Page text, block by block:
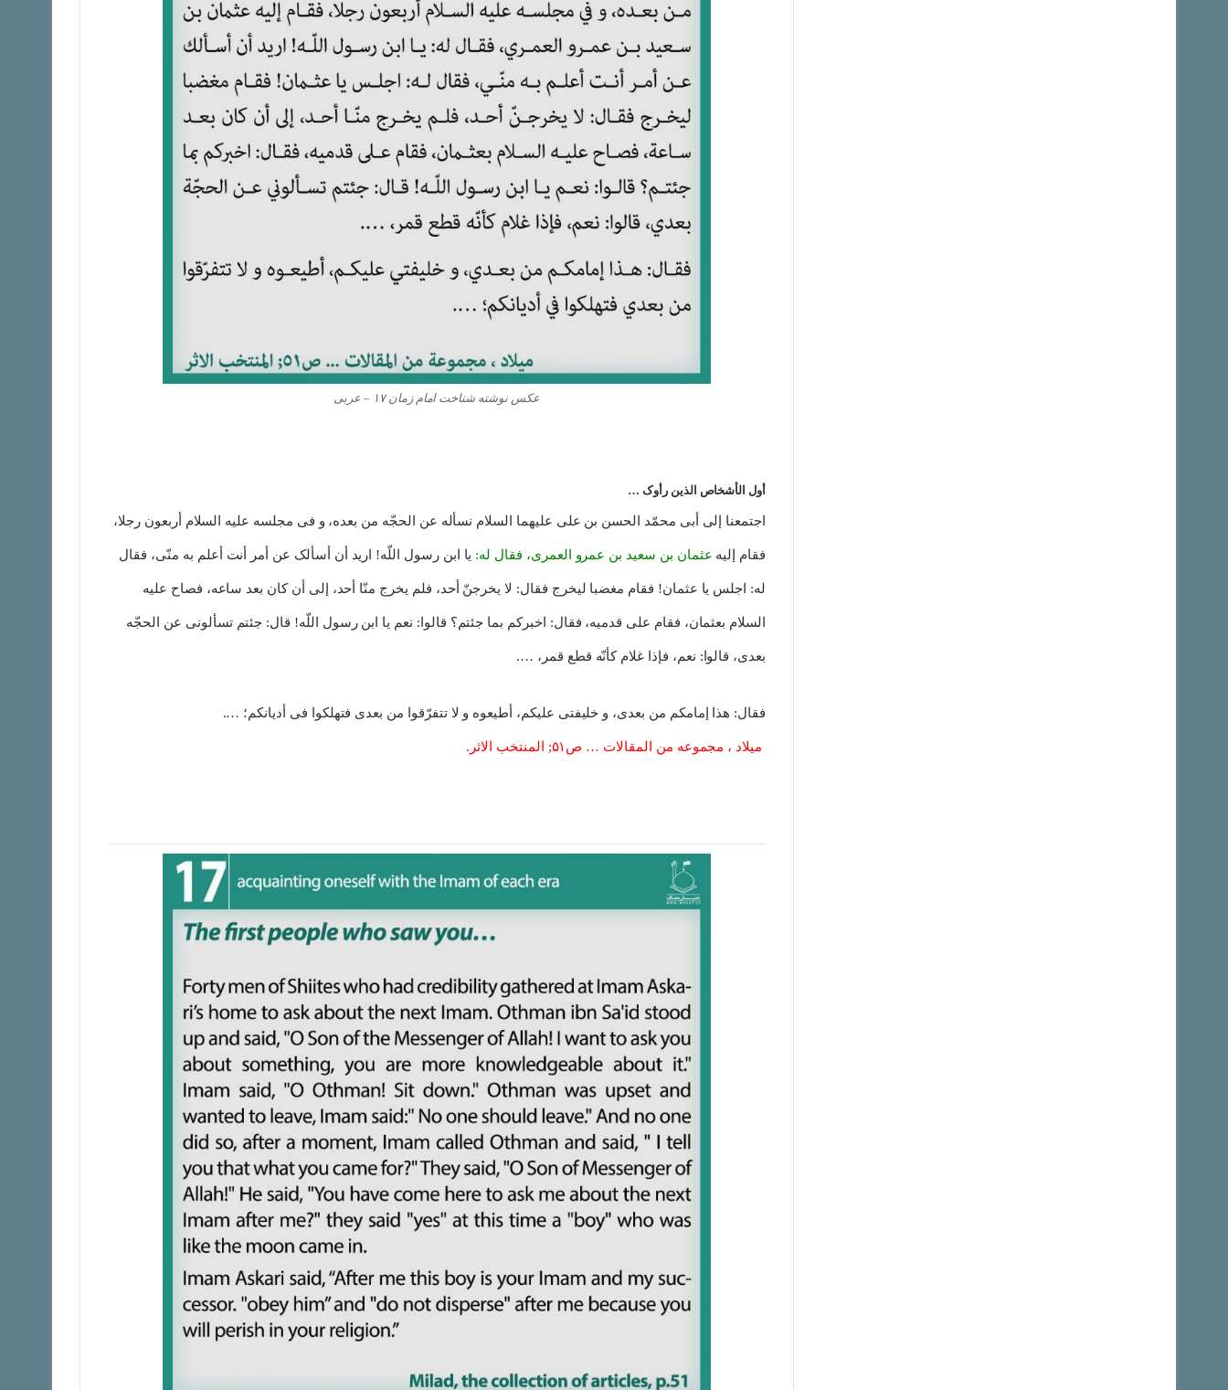
عکس نوشته شناخت امام زمان ۱۷ – عربی
أول الأشخاص الذین رأوک …
اجتمعنا إلى أبی محمّد الحسن بن علی علیهما السلام نسأله عن الحجّه من بعده، و فی مجلسه علیه السلام أربعون رجلا،
فقام إلیه عثمان بن سعید بن عمرو العمری، فقال له: یا ابن رسول اللّه! ارید أن أسألک عن أمر أنت أعلم به منّی، فقال
له: اجلس یا عثمان! فقام مغضبا لیخرج فقال: لا یخرجنّ أحد، فلم یخرج منّا أحد، إلى أن کان بعد ساعه، فصاح علیه
السلام بعثمان، فقام على قدمیه، فقال: اخبرکم بما جئتم؟ قالوا: نعم یا ابن رسول اللّه! قال: جئتم تسألونی عن الحجّه
بعدی، قالوا: نعم، فإذا غلام کأنّه قطع قمر، ….
فقال: هذا إمامکم من بعدی، و خلیفتی علیکم، أطیعوه و لا تتفرّقوا من بعدی فتهلکوا فی أدیانکم؛ ….
میلاد ، مجموعه من المقالات … ص۵۱; المنتخب الاثر.